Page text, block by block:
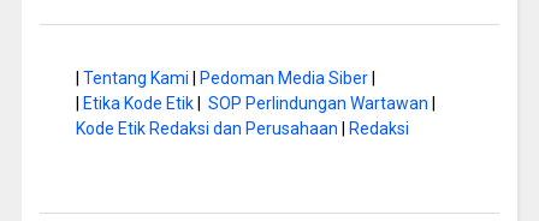
Tentang Kami Pedoman Media Siber|
Etika Kode Etik| SOP Perlindungan Wartawan
Kode Etik Redaksi dan Perusahaan
Redaksi